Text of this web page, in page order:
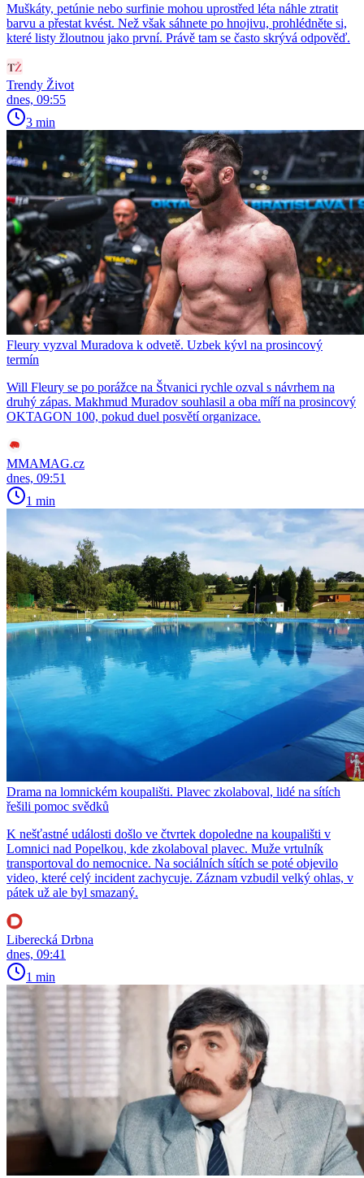
Muškáty, petúnie nebo surfinie mohou uprostřed léta náhle ztratit
barvu a přestat kvést. Než však sáhnete po hnojivu, prohlédněte si,
které listy žloutnou jako první. Právě tam se často skrývá odpověď.
Trendy Život
dnes, 09:55
3 min
Fleury vyzval Muradova k odvetě. Uzbek kývl na prosincový
termín
Will Fleury se po porážce na Štvanici rychle ozval s návrhem na
druhý zápas. Makhmud Muradov souhlasil a oba míří na prosincový
OKTAGON 100, pokud duel posvětí organizace.
MMAMAG.cz
dnes, 09:51
1 min
Drama na lomnickém koupališti. Plavec zkolaboval, lidé na sítích
řešili pomoc svědků
K nešťastné události došlo ve čtvrtek dopoledne na koupališti v
Lomnici nad Popelkou, kde zkolaboval plavec. Muže vrtulník
transportoval do nemocnice. Na sociálních sítích se poté objevilo
video, které celý incident zachycuje. Záznam vzbudil velký ohlas, v
pátek už ale byl smazaný.
Liberecká Drbna
dnes, 09:41
1 min